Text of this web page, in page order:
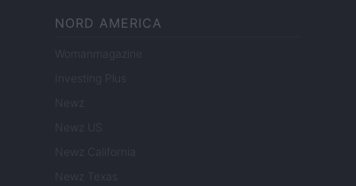
NORD AMERICA
Womanmagazine
Investing Plus
Newz
Newz US
Newz California
Newz Texas